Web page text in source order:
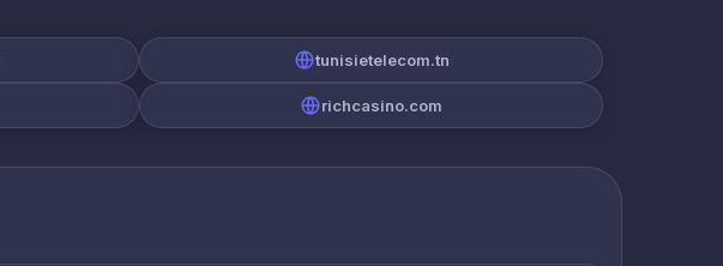
tunisietelecom.tn
richcasino.com